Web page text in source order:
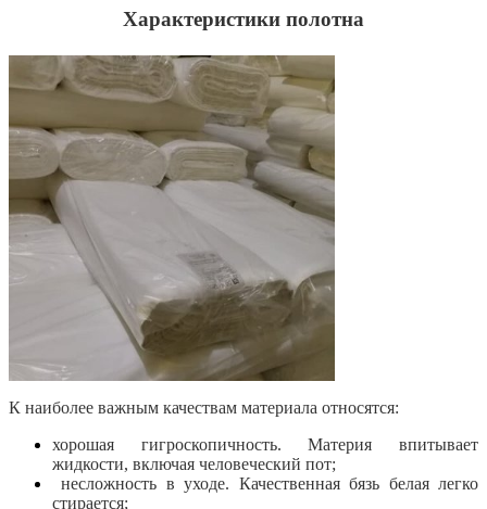
Характеристики полотна
К наиболее важным качествам материала относятся:
хорошая гигроскопичность. Материя впитывает
жидкости, включая человеческий пот;
несложность в уходе. Качественная бязь белая легко
стирается;